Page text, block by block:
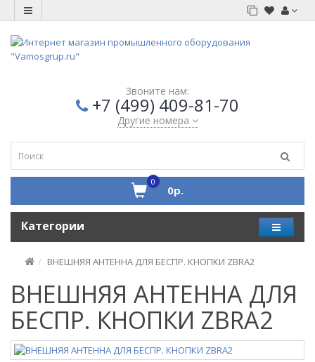
Звоните нам:
+7 (499) 409-81-70
Другие номера
0
0р.
Категории
ВНЕШНЯЯ АНТЕННА ДЛЯ БЕСПР. КНОПКИ ZBRA2
ВНЕШНЯЯ АНТЕННА ДЛЯ
БЕСПР. КНОПКИ ZBRA2